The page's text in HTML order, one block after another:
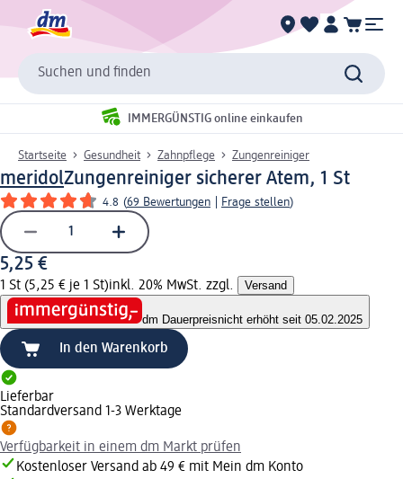
Suchen und finden
IMMERGÜNSTIG online einkaufen
Startseite Gesundheit Zahnpflege Zungenreiniger
meridolZungenreiniger sicherer Atem, 1 St
4.8 (69 Bewertungen Frage stellen)
5,25 €
1 St (5,25 € je 1 St)inkl. 20% MwSt. zzgl. Versand
dm Dauerpreisnicht erhöht seit 05.02.2025
In den Warenkorb
Lieferbar
Standardversand 1-3 Werktage
Verfügbarkeit in einem dm Markt prüfen
Kostenloser Versand ab 49 € mit Mein dm Konto